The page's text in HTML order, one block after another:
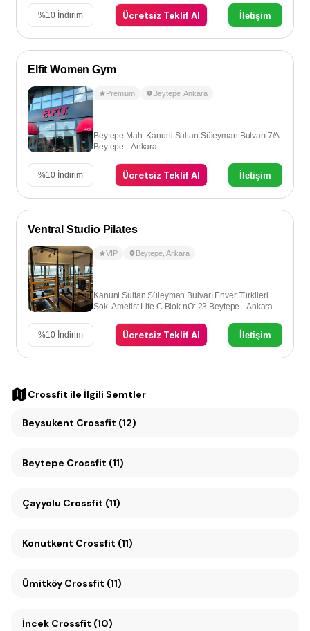
%10 İndirim Ücretsiz Teklif Al İletişim
Elfit Women Gym
Premium Beytepe,Ankara
Beytepe Mah. Kanuni Sultan Süleyman Bulvarı 7/A
Beytepe - Ankara
%10 İndirim Ücretsiz Teklif Al İletişim
Ventral Studio Pilates
VIP Beytepe, Ankara
Kanuni Sultan Süleyman Bulvarı Enver Türkileri
Sok. Ametist Life C Blok nO: 23 Beytepe - Ankara
%10 İndirim Ücretsiz Teklif Al İletişim
Crossfit ile İlgili Semtler
Beysukent Crossfit (12)
Beytepe Crossfit (11)
Çayyolu Crossfit (11)
Konutkent Crossfit (11)
Ümitköy Crossfit (11)
İncek Crossfit (10)